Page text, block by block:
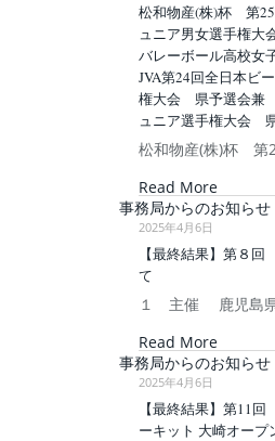
松和物産(株)杯 第
ュニア男女選手権大
バレーボール高校
JVA第24回全日本ビ
権大会 県予選会兼
ュニア選手権大会
松和物産(株)杯
Read More
事務局からのお知らせ
2025年4月6日
【最終結果】第８
て
１ 主催 鹿児島県
Read More
事務局からのお知らせ
2025年4月6日
【最終結果】第11
ーキット 大崎オープ